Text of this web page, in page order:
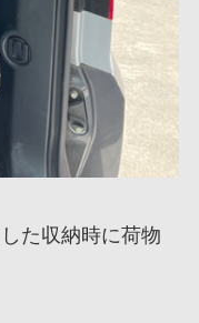
た収納時に荷物